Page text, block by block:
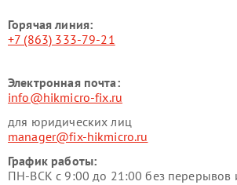
Горячая линия:
+7 (863) 333-79-21
Электронная почта:
info@hikmicro-fix.ru
для юридических лиц
manager@fix-hikmicro.ru
График работы:
ПН-ВСК с 9:00 до 21:00 без перерывов